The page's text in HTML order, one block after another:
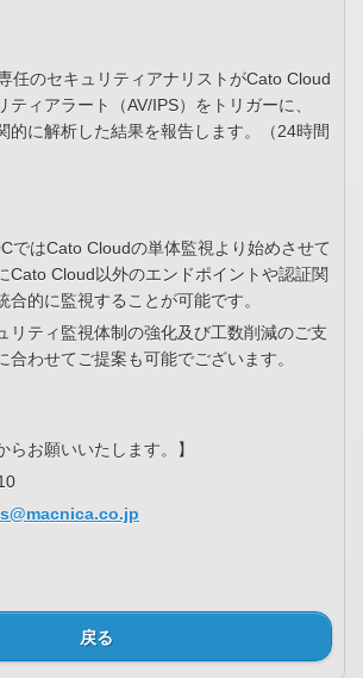
任のセキュリティアナリストがCato Cloud
ティアラート（AV/IPS）をトリガーに、
的に解析した結果を報告します。（24時間
ではCato Cloudの単体監視より始めさせて
Cato Cloud以外のエンドポイントや認証関
合的に監視することが可能です。
リティ監視体制の強化及び工数削減のご支
合わせてご提案も可能でございます。
らお願いいたします。】
戻る